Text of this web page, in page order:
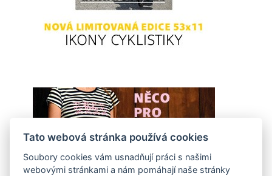
Tato webová stránka používá cookies
Soubory cookies vám usnadňují práci s našimi
webovými stránkami a nám pomáhají naše stránky